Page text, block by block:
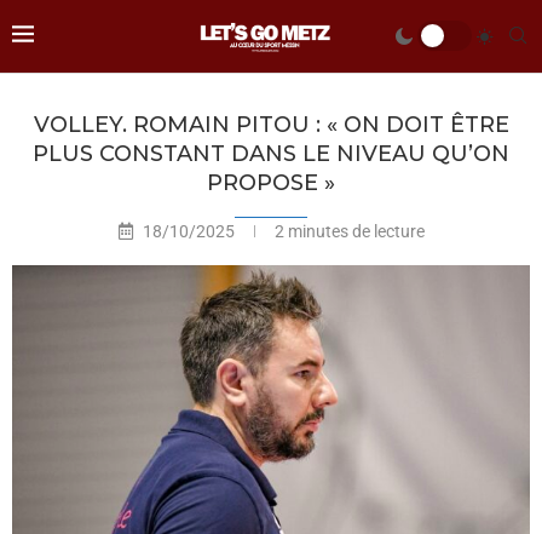
VOLLEY. ROMAIN PITOU : « ON DOIT ÊTRE
PLUS CONSTANT DANS LE NIVEAU QU’ON
PROPOSE »
18/10/2025 2 minutes de lecture